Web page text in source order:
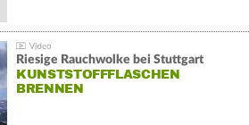
Riesige Rauchwolke bei Stuttgart
KUNSTSTOFFFLASCHEN
BRENNEN